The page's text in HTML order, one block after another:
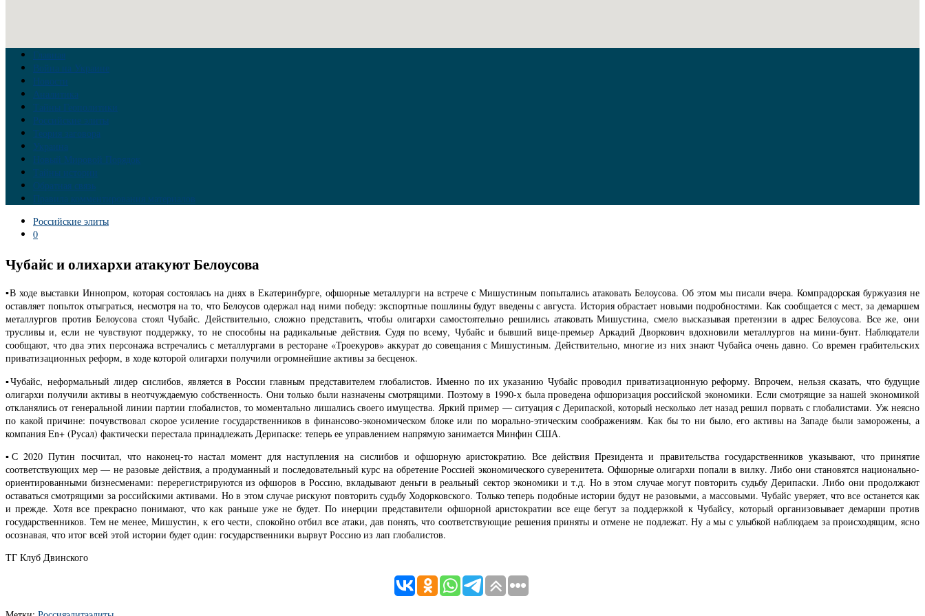
Главная
Война на Украине
Новости
Аналитика
Тайны Геополитики
Российские элиты
Теория заговора
Украина
Новый Мировой Порядок
Тайны истории
Обратная связь
Правила комментирования материалов
Российские элиты
0
Чубайс и олихархи атакуют Белоусова
▪️В ходе выставки Иннопром, которая состоялась на днях в Екатеринбурге, офшорные металлурги на встрече с Мишустиным попытались атаковать Белоусова. Об этом мы писали вчера. Компрадорская буржуазия не
оставляет попыток отыграться, несмотря на то, что Белоусов одержал над ними победу: экспортные пошлины будут введены с августа. История обрастает новыми подробностями. Как сообщается с мест, за демаршем
металлургов против Белоусова стоял Чубайс. Действительно, сложно представить, чтобы олигархи самостоятельно решились атаковать Мишустина, смело высказывая претензии в адрес Белоусова. Все же, они
трусливы и, если не чувствуют поддержку, то не способны на радикальные действия. Судя по всему, Чубайс и бывший вице-премьер Аркадий Дворкович вдохновили металлургов на мини-бунт. Наблюдатели
сообщают, что два этих персонажа встречались с металлургами в ресторане «Троекуров» аккурат до совещания с Мишустиным. Действительно, многие из них знают Чубайса очень давно. Со времен грабительских
приватизационных реформ, в ходе которой олигархи получили огромнейшие активы за бесценок.
▪️Чубайс, неформальный лидер сислибов, является в России главным представителем глобалистов. Именно по их указанию Чубайс проводил приватизационную реформу. Впрочем, нельзя сказать, что будущие
олигархи получили активы в неотчуждаемую собственность. Они только были назначены смотрящими. Поэтому в 1990-х была проведена офшоризация российской экономики. Если смотрящие за нашей экономикой
откланялись от генеральной линии партии глобалистов, то моментально лишались своего имущества. Яркий пример — ситуация с Дерипаской, который несколько лет назад решил порвать с глобалистами. Уж неясно
по какой причине: почувствовал скорое усиление государственников в финансово-экономическом блоке или по морально-этическим соображениям. Как бы то ни было, его активы на Западе были заморожены, а
компания En+ (Русал) фактически перестала принадлежать Дерипаске: теперь ее управлением напрямую занимается Минфин США.
▪️С 2020 Путин посчитал, что наконец-то настал момент для наступления на сислибов и офшорную аристократию. Все действия Президента и правительства государственников указывают, что принятие
соответствующих мер — не разовые действия, а продуманный и последовательный курс на обретение Россией экономического суверенитета. Офшорные олигархи попали в вилку. Либо они становятся национально-
ориентированными бизнесменами: перерегистрируются из офшоров в Россию, вкладывают деньги в реальный сектор экономики и т.д. Но в этом случае могут повторить судьбу Дерипаски. Либо они продолжают
оставаться смотрящими за российскими активами. Но в этом случае рискуют повторить судьбу Ходорковского. Только теперь подобные истории будут не разовыми, а массовыми. Чубайс уверяет, что все останется как
и прежде. Хотя все прекрасно понимают, что как раньше уже не будет. По инерции представители офшорной аристократии все еще бегут за поддержкой к Чубайсу, который организовывает демарши против
государственников. Тем не менее, Мишустин, к его чести, спокойно отбил все атаки, дав понять, что соответствующие решения приняты и отмене не подлежат. Ну а мы с улыбкой наблюдаем за происходящим, ясно
осознавая, что итог всей этой истории будет один: государственники вырвут Россию из лап глобалистов.
ТГ Клуб Двинского